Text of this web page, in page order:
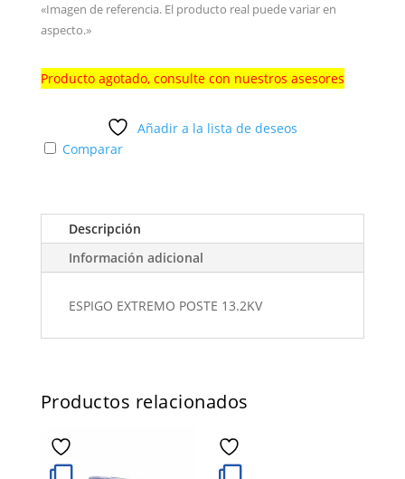
«Imagen de referencia. El producto real puede variar en
aspecto.»
Producto agotado, consulte con nuestros asesores
Añadir a la lista de deseos
Comparar
Descripción
Información adicional
ESPIGO EXTREMO POSTE 13.2KV
Productos relacionados